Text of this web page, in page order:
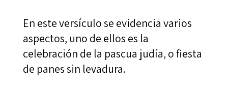
En este versículo se evidencia varios
aspectos, uno de ellos es la
celebración de la pascua judía, o fiesta
de panes sin levadura.